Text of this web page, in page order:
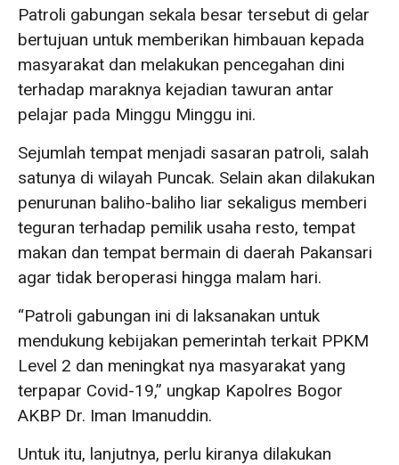
Patroli gabungan sekala besar tersebut di gelar
bertujuan untuk memberikan himbauan kepada
masyarakat dan melakukan pencegahan dini
terhadap maraknya kejadian tawuran antar
pelajar pada Minggu Minggu ini.
Sejumlah tempat menjadi sasaran patroli, salah
satunya di wilayah Puncak. Selain akan dilakukan
penurunan baliho-baliho liar sekaligus memberi
teguran terhadap pemilik usaha resto, tempat
makan dan tempat bermain di daerah Pakansari
agar tidak beroperasi hingga malam hari.
“Patroli gabungan ini di laksanakan untuk
mendukung kebijakan pemerintah terkait PPKM
Level 2 dan meningkat nya masyarakat yang
terpapar Covid-19,” ungkap Kapolres Bogor
AKBP Dr. Iman Imanuddin.
Untuk itu, lanjutnya, perlu kiranya dilakukan